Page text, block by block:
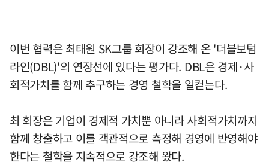
이번 협력은 최태원 SK그룹 회장이 강조해 온 '더블보텀
라인(DBL)'의 연장선에 있다는 평가다. DBL은 경제·사
회적가치를 함께 추구하는 경영 철학을 일컫는다.
최 회장은 기업이 경제적 가치뿐 아니라 사회적가치까지
함께 창출하고 이를 객관적으로 측정해 경영에 반영해야
한다는 철학을 지속적으로 강조해 왔다.